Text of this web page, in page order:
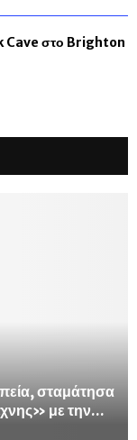
σταμάτησα
με την...
Cave στο Brighton